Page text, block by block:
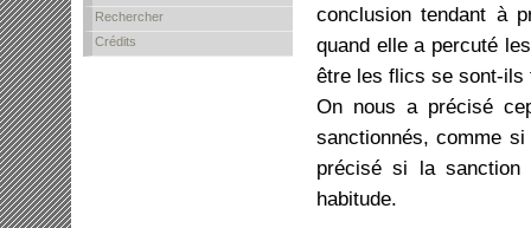
Rechercher
Crédits
conclusion tendant à
quand elle a percuté
être les flics se sont-ils
On nous a précisé
sanctionnés, comme
précisé si la
habitude.